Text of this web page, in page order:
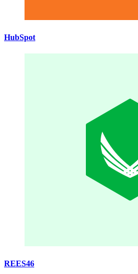
HubSpot
REES46